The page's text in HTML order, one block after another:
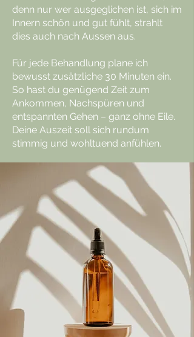
denn nur wer ausgeglichen ist, sich im
Innern schön und gut fühlt, strahlt
dies auch nach Aussen aus.
Für jede Behandlung plane ich
bewusst zusätzliche 30 Minuten ein.
So hast du genügend Zeit zum
Ankommen, Nachspüren und
entspannten Gehen – ganz ohne Eile.
Deine Auszeit soll sich rundum
stimmig und wohltuend anfühlen.